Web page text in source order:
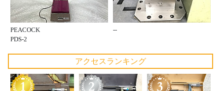
PEACOCK
PDS-2
--
アクセスランキング